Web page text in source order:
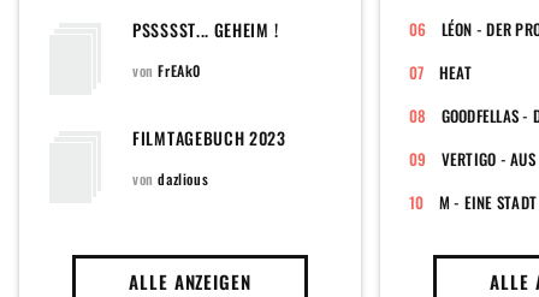
PSSSSST... GEHEIM !
vonFrEAk0
FILMTAGEBUCH 2023
vondazlious
ALLE ANZEIGEN
LÉON - DER
HEAT
VERTIGO -
M - EINE
ALLE